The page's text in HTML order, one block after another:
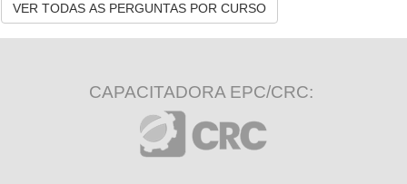
VER TODAS AS PERGUNTAS POR CURSO
CAPACITADORA EPC/CRC: